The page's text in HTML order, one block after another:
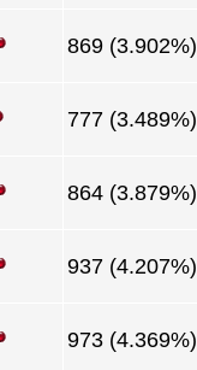
869 (3.902%)
777 (3.489%)
864 (3.879%)
937 (4.207%)
973 (4.369%)